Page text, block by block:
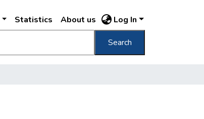
Statistics About us Log In
Search